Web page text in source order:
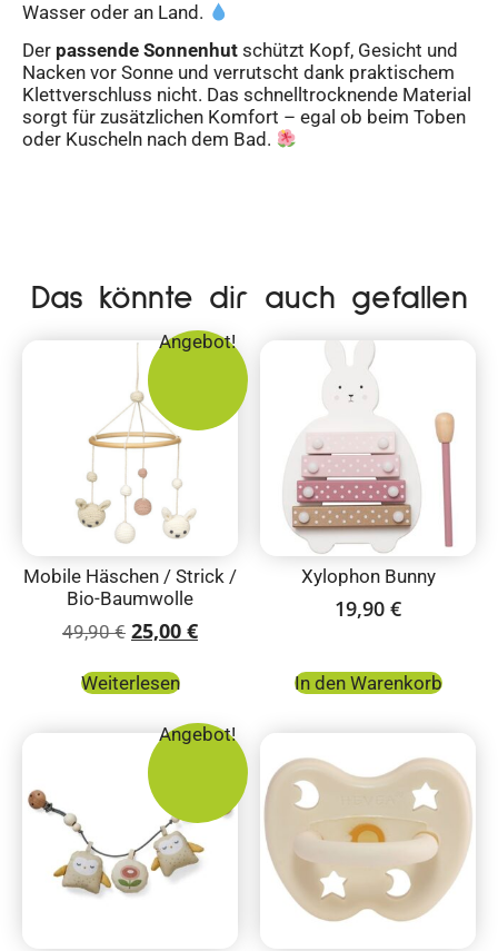
Wasser oder an Land.
Der passende Sonnenhut schützt Kopf, Gesicht und
Nacken vor Sonne und verrutscht dank praktischem
Klettverschluss nicht. Das schnelltrocknende Material
sorgt für zusätzlichen Komfort – egal ob beim Toben
oder Kuscheln nach dem Bad.
Das könnte dir auch gefallen
Angebot!
Mobile Häschen / Strick /
Bio-Baumwolle
49,90€ 25,00 €
Weiterlesen
Xylophon Bunny
19,90 €
In den Warenkorb
Angebot!